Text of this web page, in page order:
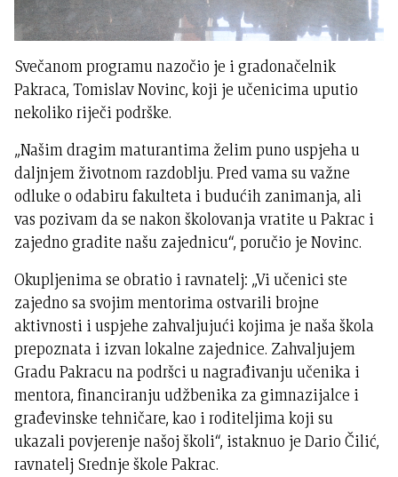
Svečanom programu nazočio je i gradonačelnik
Pakraca, Tomislav Novinc, koji je učenicima uputio
nekoliko riječi podrške.
„Našim dragim maturantima želim puno uspjeha u
daljnjem životnom razdoblju. Pred vama su važne
odluke o odabiru fakulteta i budućih zanimanja, ali
vas pozivam da se nakon školovanja vratite u Pakrac i
zajedno gradite našu zajednicu“, poručio je Novinc.
Okupljenima se obratio i ravnatelj: „Vi učenici ste
zajedno sa svojim mentorima ostvarili brojne
aktivnosti i uspjehe zahvaljujući kojima je naša škola
prepoznata i izvan lokalne zajednice. Zahvaljujem
Gradu Pakracu na podršci u nagrađivanju učenika i
mentora, financiranju udžbenika za gimnazijalce i
građevinske tehničare, kao i roditeljima koji su
ukazali povjerenje našoj školi“, istaknuo je Dario Čilić,
ravnatelj Srednje škole Pakrac.